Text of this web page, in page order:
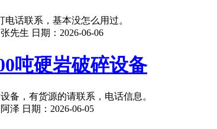
话联系，基本没怎么用过。
张先生 日期： 2026-06-06
吨硬岩破碎设备
备，有货源的请联系，电话信息。
阿泽 日期： 2026-06-05